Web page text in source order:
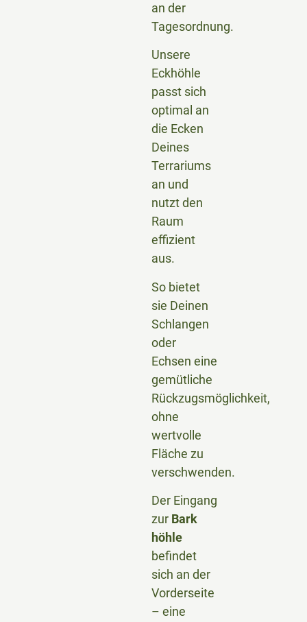
an der
Tagesordnung.
Unsere
Eckhöhle
passt sich
optimal an
die Ecken
Deines
Terrariums
an und
nutzt den
Raum
effizient
aus.
So bietet
sie Deinen
Schlangen
oder
Echsen eine
gemütliche
Rückzugsmöglichkeit,
ohne
wertvolle
Fläche zu
verschwenden.
Der Eingang
zur Bark
höhle
befindet
sich an der
Vorderseite
– eine